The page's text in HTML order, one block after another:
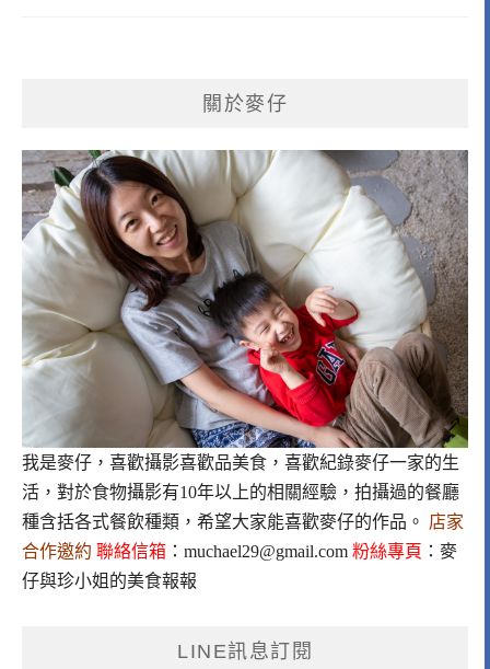
關於麥仔
我是麥仔，喜歡攝影喜歡品美食，喜歡紀錄麥仔一家的生
活，對於食物攝影有10年以上的相關經驗，拍攝過的餐廳
種含括各式餐飲種類，希望大家能喜歡麥仔的作品。 店家
合作邀約 聯絡信箱 ： muchael29@gmail.com 粉絲專頁 ： 麥
仔與珍小姐的美食報報
LINE訊息訂閱